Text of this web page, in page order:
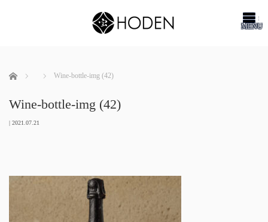
ホーム Wine-bottle-img (42)
Wine-bottle-img (42)
| 2021.07.21